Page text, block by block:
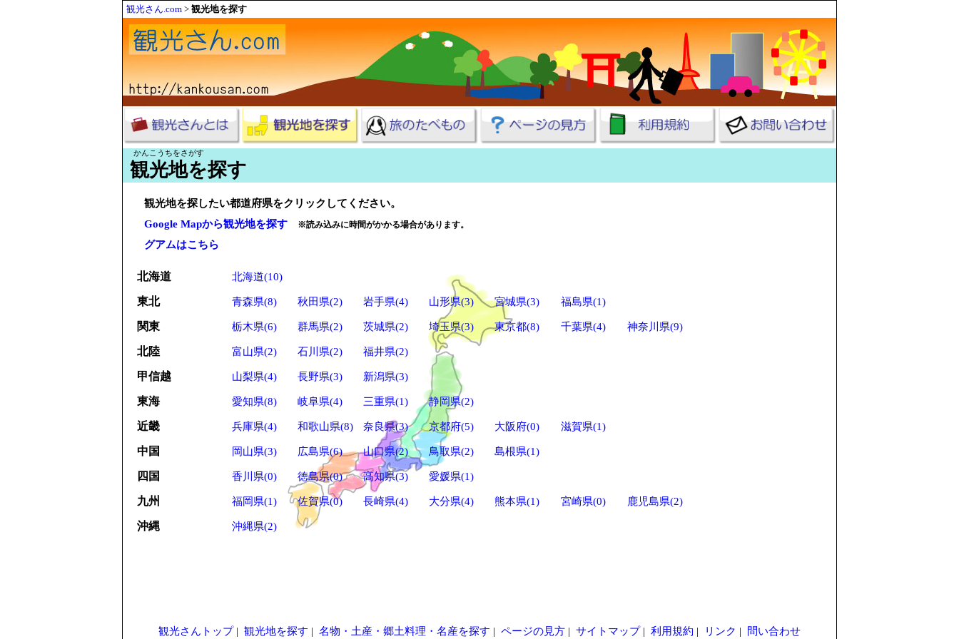
観光さん.com > 観光地を探す
かんこうちをさがす
観光地を探す
観光地を探したい都道府県をクリックしてください。
Google Mapから観光地を探す
※読み込みに時間がかかる場合があります。
グアムはこちら
北海道 北海道(10)
東北 青森県(8) 秋田県(2) 岩手県(4) 山形県(3) 宮城県(3) 福島県(1)
関東 栃木県(6) 群馬県(2) 茨城県(2) 埼玉県(3) 東京都(8) 千葉県(4) 神奈川県(9)
北陸 富山県(2) 石川県(2) 福井県(2)
甲信越 山梨県(4) 長野県(3) 新潟県(3)
東海 愛知県(8) 岐阜県(4) 三重県(1) 静岡県(2)
近畿 兵庫県(4) 和歌山県(8) 奈良県(3) 京都府(5) 大阪府(0) 滋賀県(1)
中国 岡山県(3) 広島県(6) 山口県(2) 鳥取県(2) 島根県(1)
四国 香川県(0) 徳島県(0) 高知県(3) 愛媛県(1)
九州 福岡県(1) 佐賀県(0) 長崎県(4) 大分県(4) 熊本県(1) 宮崎県(0) 鹿児島県(2)
沖縄 沖縄県(2)
観光さんトップ| 観光地を探す | 名物・土産・郷土料理・名産を探す | ページの見方 | サイトマップ| 利用規約 | リンク | 問い合わせ